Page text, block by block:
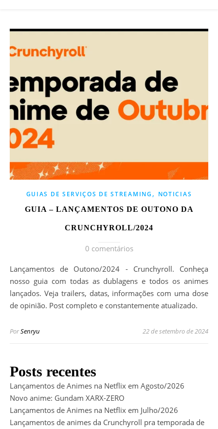
GUIAS DE SERVIÇOS DE STREAMING , NOTICIAS
GUIA – LANÇAMENTOS DE OUTONO DA
CRUNCHYROLL/2024
0 comentários
Lançamentos de Outono/2024 - Crunchyroll. Conheça
nosso guia com todas as dublagens e todos os animes
lançados. Veja trailers, datas, informações com uma dose
de opinião. Post completo e constantemente atualizado.
PorSenryu 22 de setembro de 2024
Posts recentes
Lançamentos de Animes na Netflix em Agosto/2026
Novo anime: Gundam XARX-ZERO
Lançamentos de Animes na Netflix em Julho/2026
Lançamentos de animes da Crunchyroll pra temporada de